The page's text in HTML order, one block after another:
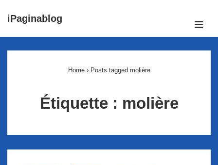
passer
iPaginablog
Home › Posts tagged molière
Étiquette : molière